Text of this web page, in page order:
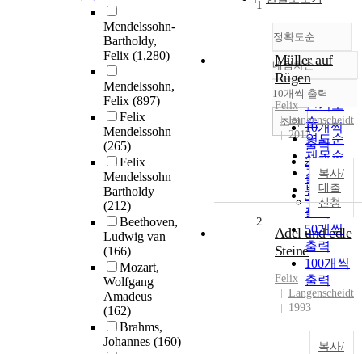
Mendelssohn-
Bartholdy,
Felix (1,280)
Mendelssohn,
Felix (897)
Felix
Mendelssohn
(265)
Felix
Mendelssohn
Bartholdy
(212)
Beethoven,
Ludwig van
(166)
Mozart,
Wolfgang
Amadeus
(162)
Brahms,
Johannes (160)
정확도순
정확도
순
인기도
순
연도순
제목순
저자순
발행기
관순
내림차순
내림차순
10개씩 출력
10개씩
출력
20개씩
출력
30개씩
출력
50개씩
출력
100개씩
출력
조회
1
Müller auf
Rügen
Felix
Langenscheidt
2012
복사/
대출
신청
2
Adel und edle
Steine
Felix
Langenscheidt
1993
복사/